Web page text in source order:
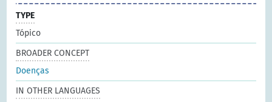
TYPE
Tópico
BROADER CONCEPT
Doenças
IN OTHER LANGUAGES